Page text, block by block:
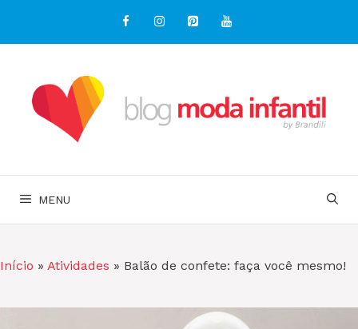
o
MENU
Início » Atividades » Balão de confete: faça você mesmo!